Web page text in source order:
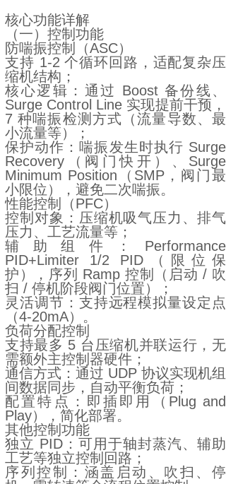
核心功能详解
（一）控制功能
防喘振控制（ASC）
支持 1-2 个循环回路，适配复杂压
缩机结构；
核心逻辑：通过 Boost 备份线、
Surge Control Line 实现提前干预，
7 种喘振检测方式（流量导数、最
小流量等）；
保护动作：喘振发生时执行 Surge
Recovery（阀门快开）、Surge
Minimum Position（SMP，阀门最
小限位），避免二次喘振。
性能控制（PFC）
控制对象：压缩机吸气压力、排气
压力、工艺流量等；
辅助组件：Performance
PID+Limiter 1/2 PID（限位保
护），序列 Ramp 控制（启动 / 吹
扫 / 停机阶段阀门位置）；
灵活调节：支持远程模拟量设定点
（4-20mA）。
负荷分配控制
支持最多 5 台压缩机并联运行，无
需额外主控制器硬件；
通信方式：通过 UDP 协议实现机组
间数据同步，自动平衡负荷；
配置特点：即插即用（Plug and
Play），简化部署。
其他控制功能
独立 PID：可用于轴封蒸汽、辅助
工艺等独立控制回路；
序列控制：涵盖启动、吹扫、停